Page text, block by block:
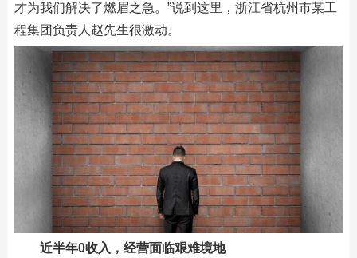
才为我们解决了燃眉之急。”说到这里，浙江省杭州市某工
程集团负责人赵先生很激动。
近半年0收入，经营面临艰难境地